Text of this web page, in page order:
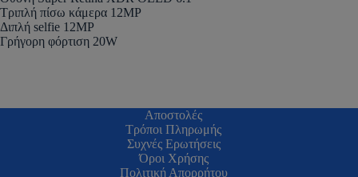
Τριπλή πίσω κάμερα 12MP
Διπλή selfie 12MP
Γρήγορη φόρτιση 20W
Αποστολές
Τρόποι Πληρωμής
Συχνές Ερωτήσεις
Όροι Χρήσης
Πολιτική Απορρήτου